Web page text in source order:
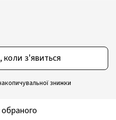
коли з'явиться
знижки